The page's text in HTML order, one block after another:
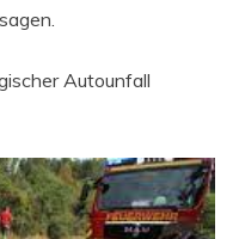
Autounfall